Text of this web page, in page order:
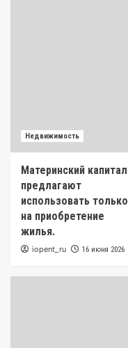
Недвижимость
Материнский капитал
предлагают
использовать только
на приобретение
жилья.
iopent_ru 16 июня 2026